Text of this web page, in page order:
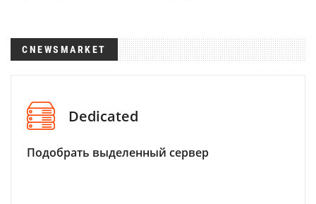
CNEWSMARKET
Dedicated
Подобрать выделенный сервер